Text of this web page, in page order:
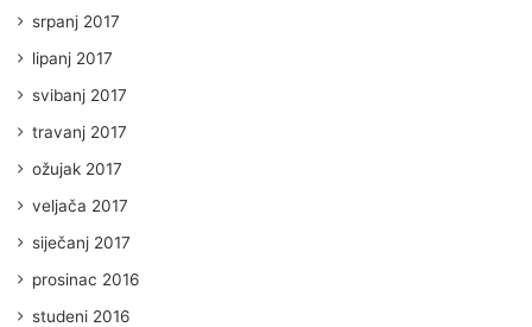
srpanj 2017
lipanj 2017
svibanj 2017
travanj 2017
ožujak 2017
veljača 2017
siječanj 2017
prosinac 2016
studeni 2016